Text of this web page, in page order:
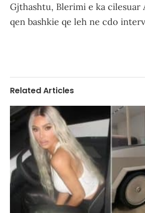
Gjthashtu, Blerimi e ka cilesuar
qen bashkie qe leh ne cdo
Related Articles